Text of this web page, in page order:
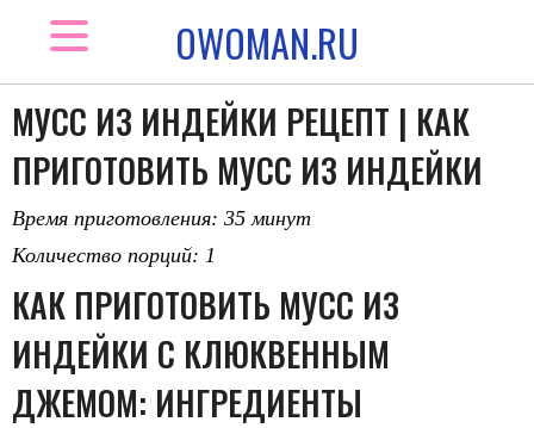
OWOMAN.RU
МУСС ИЗ ИНДЕЙКИ РЕЦЕПТ | КАК
ПРИГОТОВИТЬ МУСС ИЗ ИНДЕЙКИ
Время приготовления: 35 минут
Количество порций: 1
КАК ПРИГОТОВИТЬ МУСС ИЗ
ИНДЕЙКИ С КЛЮКВЕННЫМ
ДЖЕМОМ: ИНГРЕДИЕНТЫ